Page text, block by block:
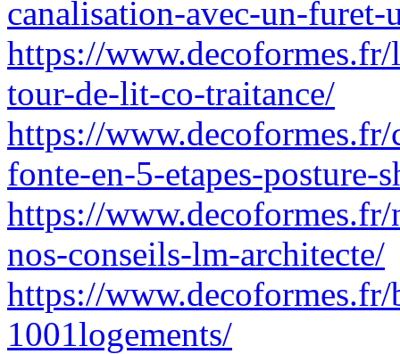
canalisation-avec-un-furet-
https://
tour-de-lit-co-traitance/
https://
fonte-en-5-etapes-posture-
https://
nos-conseils-lm-architecte/
https://
1001logements/